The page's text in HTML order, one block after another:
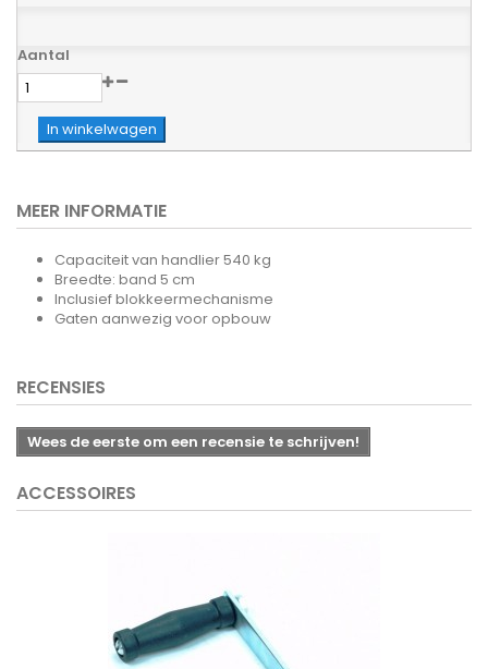
Aantal
In winkelwagen
MEER INFORMATIE
Capaciteit van handlier 540 kg
Breedte: band 5 cm
Inclusief blokkeermechanisme
Gaten aanwezig voor opbouw
RECENSIES
Wees de eerste om een recensie te schrijven!
ACCESSOIRES